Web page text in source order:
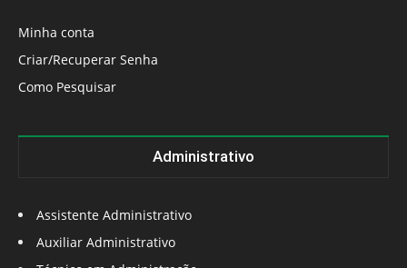
Minha conta
Criar/Recuperar Senha
Como Pesquisar
Administrativo
Assistente Administrativo
Auxiliar Administrativo